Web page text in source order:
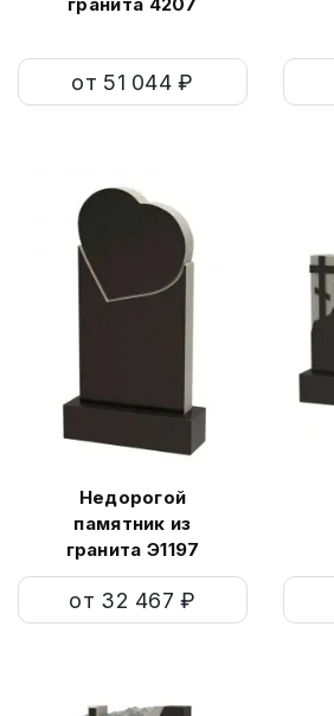
от 51 044 ₽
Недорогой
памятник из
гранита Э1197
от 32 467 ₽